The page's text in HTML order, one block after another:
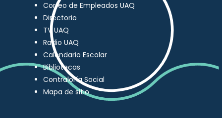
Correo de Empleados UAQ
Directorio
TV UAQ
Radio UAQ
Calendario Escolar
Bibliotecas
Contraloría Social
Mapa de sitio